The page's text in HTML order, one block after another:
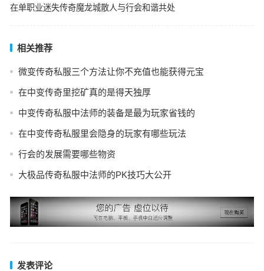
在单职业迷失传奇魔龙城散人与行会和谐共处
相关推荐
微变传奇私服三个方法让你不充值也能获得元宝
在中变传奇里挖矿真的是得天独厚
中变传奇私服中法师的装备是最为玩家省钱的
在中变传奇私服里会隐身的玩家有哪些玩法
行会的发展需要哪些物资
大极品传奇私服中法师的PK技巧大公开
发表评论